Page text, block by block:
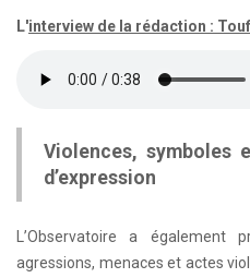
L'interview de la rédaction :
Violences, symboles
d’expression
L’Observatoire a également
agressions, menaces et actes